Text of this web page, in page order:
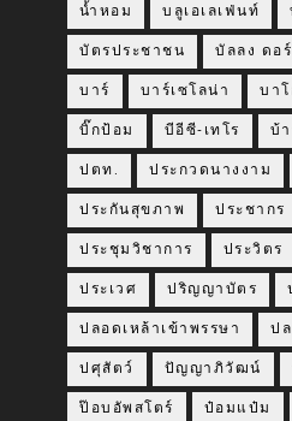
น้ำหอม บลูเอเลเฟ่นท์
บัตรประชาชน บัลลง ดอร์
บาร์ บาร์เซโลน่า บาโ
บิ๊กป้อม บีอีซี-เทโร บ้
ปตท. ประกวดนางงาม
ประกันสุขภาพ ประชากร
ประชุมวิชาการ ประวิตร
ประเวศ ปริญญาบัตร
ปลอดเหล้าเข้าพรรษา ป
ปศุสัตว์ ปัญญาภิวัฒน์
ป๊อบอัพสโตร์ ป๋อมแป๋ม